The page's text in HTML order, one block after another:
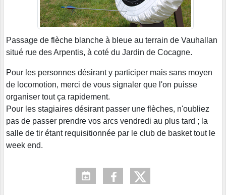
Passage de flèche blanche à bleue au terrain de Vauhallan
situé rue des Arpentis, à coté du Jardin de Cocagne.
Pour les personnes désirant y participer mais sans moyen
de locomotion, merci de vous signaler que l'on puisse
organiser tout ça rapidement.
Pour les stagiaires désirant passer une flèches, n'oubliez
pas de passer prendre vos arcs vendredi au plus tard ; la
salle de tir étant requisitionnée par le club de basket tout le
week end.